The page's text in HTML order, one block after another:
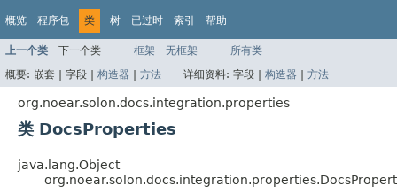
概览 程序包 类 树 已过时 索引 帮助
上一个类 下一个类 框架 无框架
所有类
概要: 嵌套 | 字段 | 构造器 | 方法 详细资料: 字段 | 构造器 | 方法
org.noear.solon.docs.integration.properties
类 DocsProperties
java.lang.Object